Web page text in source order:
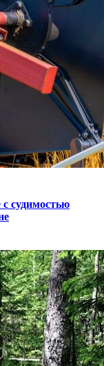
судимостью